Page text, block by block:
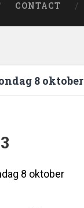
CONTACT
8 oktober
8 oktober